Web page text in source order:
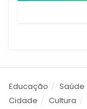
Educação Saúde
Cidade
Cultura